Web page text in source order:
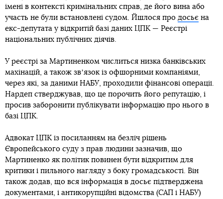
імені в контексті кримінальних справ, де його вина або
участь не були встановлені судом. Йшлося про досьє на
екс-депутата у відкритій базі даних ЦПК — Реєстрі
національних публічних діячів.
У реєстрі за Мартиненком числиться низка банківських
махінацій, а також звʼязок із офшорними компаніями,
через які, за даними НАБУ, проходили фінансові операції.
Нардеп стверджував, що це порочить його репутацію, і
просив заборонити публікувати інформацію про нього в
базі ЦПК.
Адвокат ЦПК із посиланням на безліч рішень
Європейського суду з прав людини зазначив, що
Мартиненко як політик повинен бути відкритим для
критики і пильного нагляду з боку громадськості. Він
також додав, що вся інформація в досьє підтверджена
документами, і антикорупційні відомства (САП і НАБУ)